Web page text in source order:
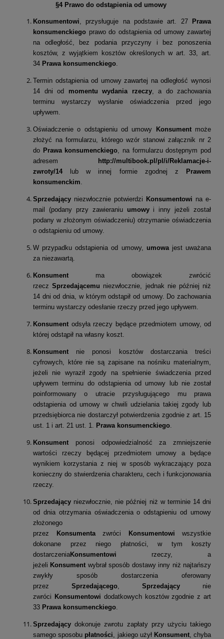
§4 Prawo do odstąpienia od umowy
Konsumentowi , przysługuje na podstawie art. 27 Prawa
konsumenckiego prawo do odstąpienia od umowy zawartej
na odległość, bez podania przyczyny i bez ponoszenia
kosztów, z wyjątkiem kosztów określonych w art. 33, art.
34 Prawa konsumenckiego
Termin odstąpienia od umowy zawartej na odległość wynosi
14 dni od momentu wydania rzeczy, a do zachowania
terminu wystarczy wysłanie oświadczenia przed jego
upływem.
Oświadczenie o odstąpieniu od umowy Konsumentmoże
złożyć na formularzu, którego wzór stanowi załącznik nr 2
do Prawa konsumenckiego , na formularzu dostępnym pod
adresem http://multibook.pl/pl/i/Reklamacje-i-
zwroty/14 lub w innej formie zgodnej z Prawem
konsumenckim
Sprzedający niezwłocznie potwierdzi Konsumentowi na e-
mail (podany przy zawieraniu umowyi inny jeżeli został
podany w złożonym oświadczeniu) otrzymanie oświadczenia
o odstąpieniu od umowy.
W przypadku odstąpienia od umowy, umowa jest uważana
za niezawartą.
Konsument ma obowiązek zwrócić
rzeczSprzedającemu niezwłocznie, jednak nie później niż
14 dni od dnia, w którym odstąpił od umowy. Do zachowania
terminu wystarczy odesłanie rzeczy przed jego upływem.
Konsument odsyła rzeczy będące przedmiotem umowy, od
której odstąpił na własny koszt.
Konsument nie ponosi kosztów dostarczania treści
cyfrowych, które nie są zapisane na nośniku materialnym,
jeżeli nie wyraził zgody na spełnienie świadczenia przed
upływem terminu do odstąpienia od umowy lub nie został
poinformowany o utracie przysługującego mu prawa
odstąpienia od umowy w chwili udzielania takiej zgody lub
przedsiębiorca nie dostarczył potwierdzenia zgodnie z art. 15
ust. 1 i art. 21 ust. 1. Prawa konsumenckiego
Konsument ponosi odpowiedzialność za zmniejszenie
wartości rzeczy będącej przedmiotem umowy a będące
wynikiem korzystania z niej w sposób wykraczający poza
konieczny do stwierdzenia charakteru, cech i funkcjonowania
rzeczy.
Sprzedający niezwłocznie, nie później niż w terminie 14 dni
od dnia otrzymania oświadczenia o odstąpieniu od umowy
złożonego
przez Konsumenta zwróci Konsumentowi wszystkie
dokonane przez niego płatności, w tym koszty
dostarczeniaKonsumentowi rzeczy, a
jeżeli Konsument wybrał sposób dostawy inny niż najtańszy
zwykły sposób dostarczenia oferowany
przez Sprzedającego Sprzedający nie
zwróci Konsumentowi dodatkowych kosztów zgodnie z art
33 Prawa konsumenckiego
Sprzedającydokonuje zwrotu zapłaty przy użyciu takiego
samego sposobu płatności , jakiego użył Konsument, chyba